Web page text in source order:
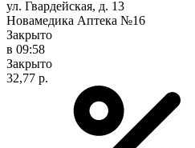
ул. Гвардейская, д. 13
Новамедика Аптека №16
Закрыто
в 09:58
Закрыто
32,77 р.